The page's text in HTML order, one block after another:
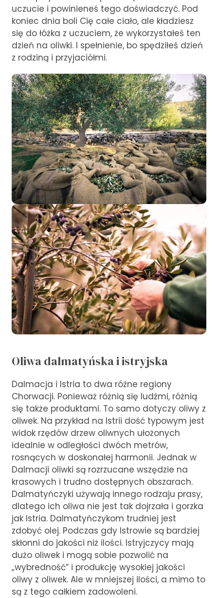
uczucie i powinieneś tego doświadczyć. Pod
koniec dnia boli Cię całe ciało, ale kładziesz
się do łóżka z uczuciem, że wykorzystałeś ten
dzień na oliwki. I spełnienie, bo spędziłeś dzień
z rodziną i przyjaciółmi.
Oliwa dalmatyńska i istryjska
Dalmacja i Istria to dwa różne regiony
Chorwacji. Ponieważ różnią się ludźmi, różnią
się także produktami. To samo dotyczy oliwy z
oliwek. Na przykład na Istrii dość typowym jest
widok rzędów drzew oliwnych ułożonych
idealnie w odległości dwóch metrów,
rosnących w doskonałej harmonii. Jednak w
Dalmacji oliwki są rozrzucane wszędzie na
krasowych i trudno dostępnych obszarach.
Dalmatyńczyki używają innego rodzaju prasy,
dlatego ich oliwa nie jest tak dojrzała i gorzka
jak Istria. Dalmatyńczykom trudniej jest
zdobyć olej. Podczas gdy Istrowie są bardziej
skłonni do jakości niż ilości. Istryjczycy mają
dużo oliwek i mogą sobie pozwolić na
„wybredność” i produkcję wysokiej jakości
oliwy z oliwek. Ale w mniejszej ilości, a mimo to
są z tego całkiem zadowoleni.